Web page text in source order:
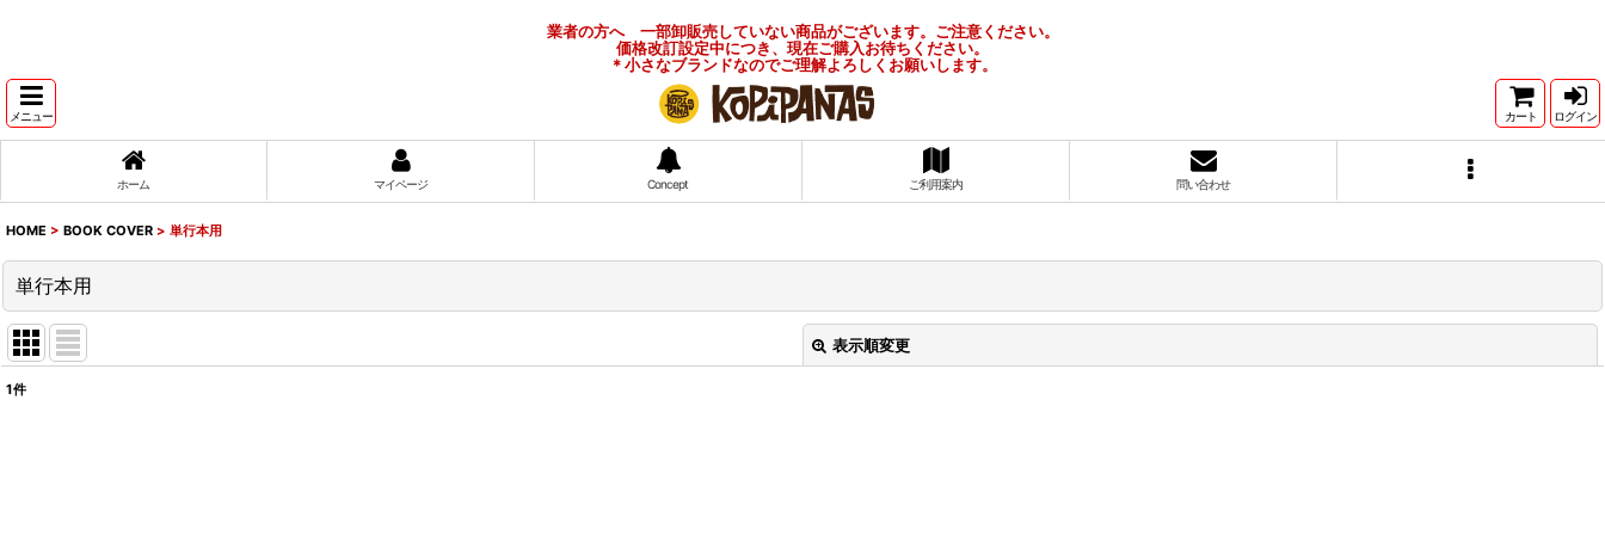
業者の方へ 一部卸販売していない商品がございます。ご注意ください。
価格改訂設定中につき、現在ご購入お待ちください。
＊小さなブランドなのでご理解よろしくお願いします。
メニュー カート ログイン
ホーム マイページ Concept ご利用案内 問い合わせ
HOME > BOOK COVER > 単行本用
単行本用
表示順変更
1件